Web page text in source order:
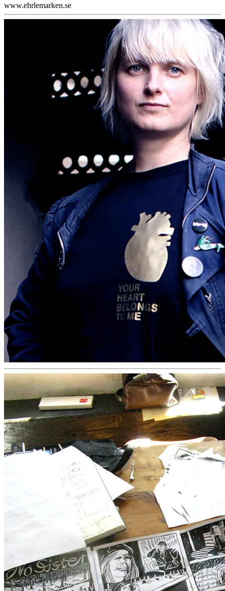
www.ehrlemarken.se